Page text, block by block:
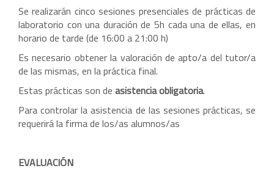
Se realizarán cinco sesiones presenciales de prácticas de
laboratorio con una duración de 5h cada una de ellas, en
horario de tarde (de 16:00 a 21:00 h)
Es necesario obtener la valoración de apto/a del tutor/a
de las mismas, en la práctica final.
Estas prácticas son de asistencia obligatoria.
Para controlar la asistencia de las sesiones prácticas, se
requerirá la firma de los/as alumnos/as
EVALUACIÓN